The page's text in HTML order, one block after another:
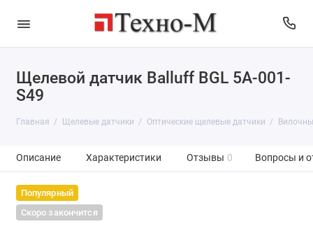
Щелевой датчик Balluff BGL 5A-001-
S49
Главная Щелевые датчики Оптические щелевые датчики
Описание Характеристики Отзывы 0 Вопросы и
Популярный
Скоро закончится